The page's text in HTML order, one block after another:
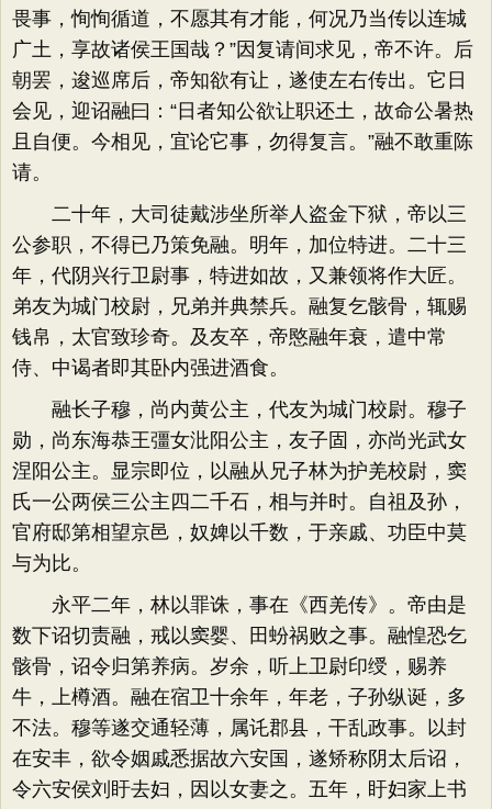
畏事，恂恂循道，不愿其有才能，何况乃当传以连城
广土，享故诸侯王国哉？”因复请间求见，帝不许。后
朝罢，逡巡席后，帝知欲有让，遂使左右传出。它日
会见，迎诏融曰：“日者知公欲让职还土，故命公暑热
且自便。今相见，宜论它事，勿得复言。”融不敢重陈
请。
二十年，大司徒戴涉坐所举人盗金下狱，帝以三
公参职，不得已乃策免融。明年，加位特进。二十三
年，代阴兴行卫尉事，特进如故，又兼领将作大匠。
弟友为城门校尉，兄弟并典禁兵。融复乞骸骨，辄赐
钱帛，太官致珍奇。及友卒，帝愍融年衰，遣中常
侍、中谒者即其卧内强进酒食。
融长子穆，尚内黄公主，代友为城门校尉。穆子
勋，尚东海恭王彊女沘阳公主，友子固，亦尚光武女
涅阳公主。显宗即位，以融从兄子林为护羌校尉，窦
氏一公两侯三公主四二千石，相与并时。自祖及孙，
官府邸第相望京邑，奴婢以千数，于亲戚、功臣中莫
与为比。
永平二年，林以罪诛，事在《西羌传》。帝由是
数下诏切责融，戒以窦婴、田蚡祸败之事。融惶恐乞
骸骨，诏令归第养病。岁余，听上卫尉印绶，赐养
牛，上樽酒。融在宿卫十余年，年老，子孙纵诞，多
不法。穆等遂交通轻薄，属讬郡县，干乱政事。以封
在安丰，欲令姻戚悉据故六安国，遂矫称阴太后诏，
令六安侯刘盱去妇，因以女妻之。五年，盱妇家上书